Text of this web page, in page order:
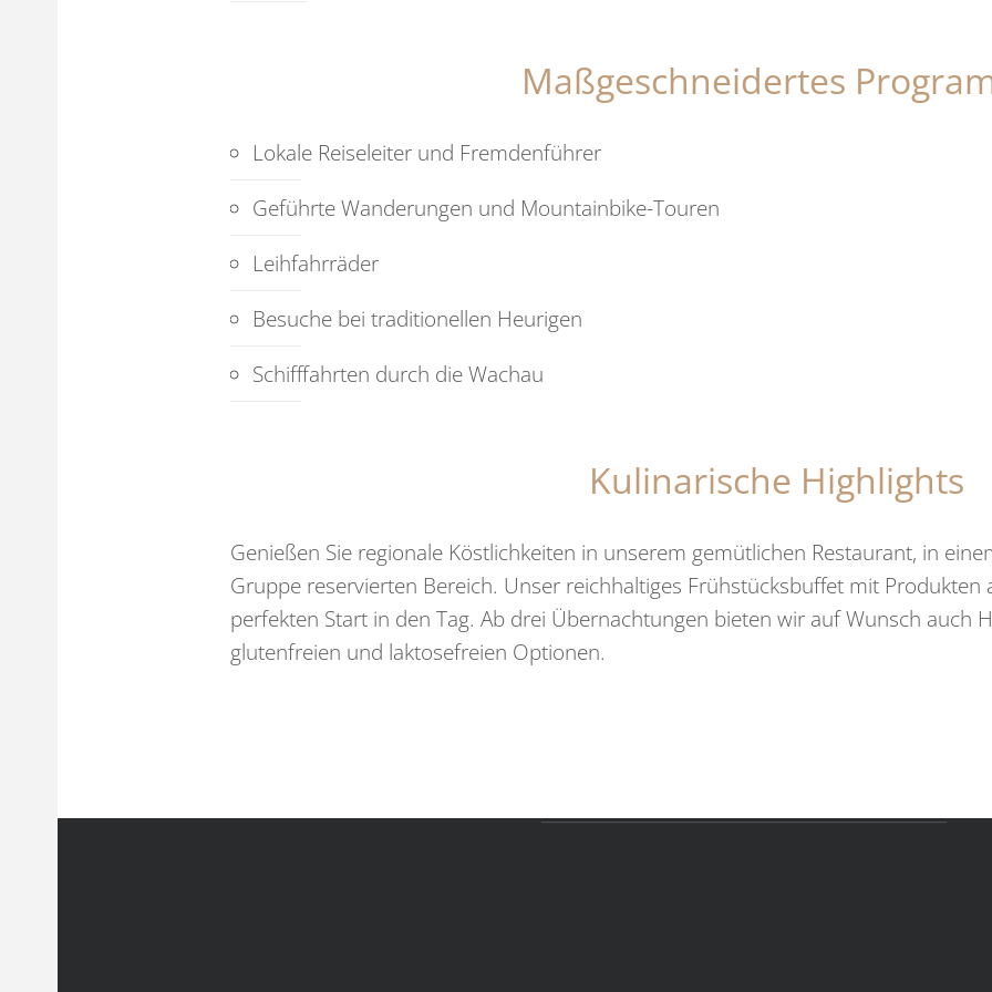
Maßgeschneidertes
Lokale Reiseleiter und Fremdenführer
Geführte Wanderungen und Mountainbike-Touren
Leihfahrräder
Besuche bei traditionellen Heurigen
Schifffahrten durch die Wachau
Kulinarische Highlights
Genießen Sie regionale Köstlichkeiten in unserem gemütlichen Restaurant, in
Gruppe reservierten Bereich. Unser reichhaltiges Frühstücksbuffet mit Produkten
perfekten Start in den Tag. Ab drei Übernachtungen bieten wir auf Wunsch auch
glutenfreien und laktosefreien Optionen.
Dazu stehen wir!
Mit Herz, Tradition und viel Gastfreundlichkeit,
bieten wir unseren Gästen ein unvergessliches
Urlaubserlebnis in der Wachau.
Wichtige Links
Team
Bestpreisgarantie